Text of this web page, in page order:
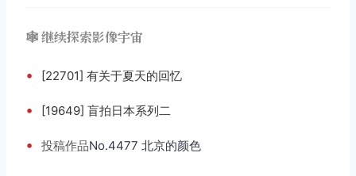
🕸️ 继续探索影像宇宙
• [22701] 有关于夏天的回忆
• [19649] 盲拍日本系列二
• 投稿作品No.4477 北京的颜色